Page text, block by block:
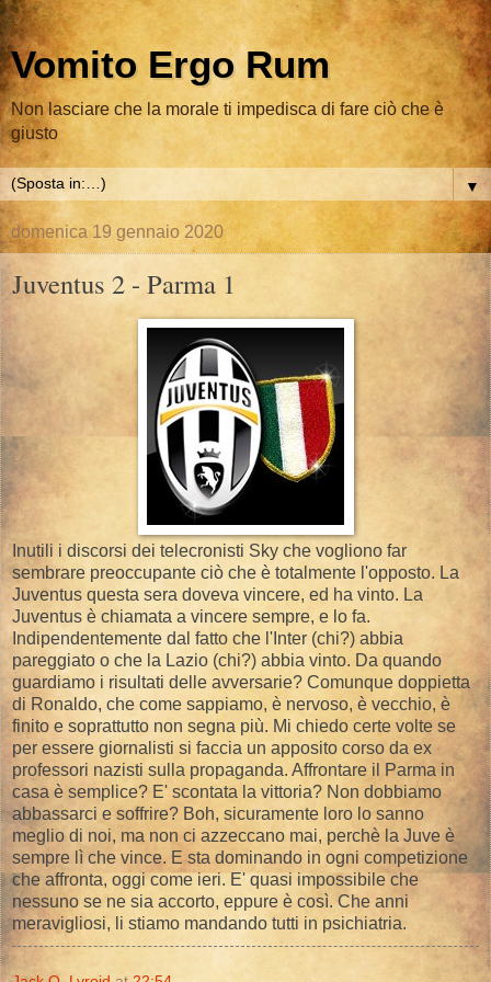
Vomito Ergo Rum
Non lasciare che la morale ti impedisca di fare ciò che è
giusto
▼
domenica 19 gennaio 2020
Juventus 2 - Parma 1
Inutili i discorsi dei telecronisti Sky che vogliono far
sembrare preoccupante ciò che è totalmente l'opposto. La
Juventus questa sera doveva vincere, ed ha vinto. La
Juventus è chiamata a vincere sempre, e lo fa.
Indipendentemente dal fatto che l'Inter (chi?) abbia
pareggiato o che la Lazio (chi?) abbia vinto. Da quando
guardiamo i risultati delle avversarie? Comunque doppietta
di Ronaldo, che come sappiamo, è nervoso, è vecchio, è
finito e soprattutto non segna più. Mi chiedo certe volte se
per essere giornalisti si faccia un apposito corso da ex
professori nazisti sulla propaganda. Affrontare il Parma in
casa è semplice? E' scontata la vittoria? Non dobbiamo
abbassarci e soffrire? Boh, sicuramente loro lo sanno
meglio di noi, ma non ci azzeccano mai, perchè la Juve è
sempre lì che vince. E sta dominando in ogni competizione
che affronta, oggi come ieri. E' quasi impossibile che
nessuno se ne sia accorto, eppure è così. Che anni
meravigliosi, li stiamo mandando tutti in psichiatria.